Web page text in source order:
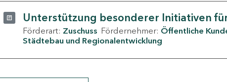
Unterstützung besonderer Initiativen
Förderart: Zuschuss Fördernehmer: Öffentliche
Städtebau und Regionalentwicklung